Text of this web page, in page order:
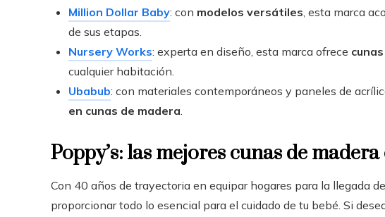
Million Dollar Baby: con modelos versátiles, esta marca
de sus etapas.
Nursery Works: experta en diseño, esta marca ofrece
cualquier habitación.
Ubabub: con materiales contemporáneos y paneles de
en cunas de madera.
Poppy’s: las mejores cunas de
Con 40 años de trayectoria en equipar hogares para la llegada
proporcionar todo lo esencial para el cuidado de tu bebé. Si